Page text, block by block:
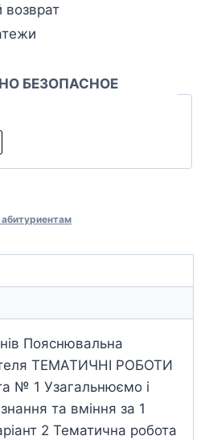
БЕЗОПАСНОЕ
Пояснювальна
ТЕМАТИЧНІ РОБОТИ
№ 1 Узагальнюємо і
та вміння за 1
2 Тематична робота